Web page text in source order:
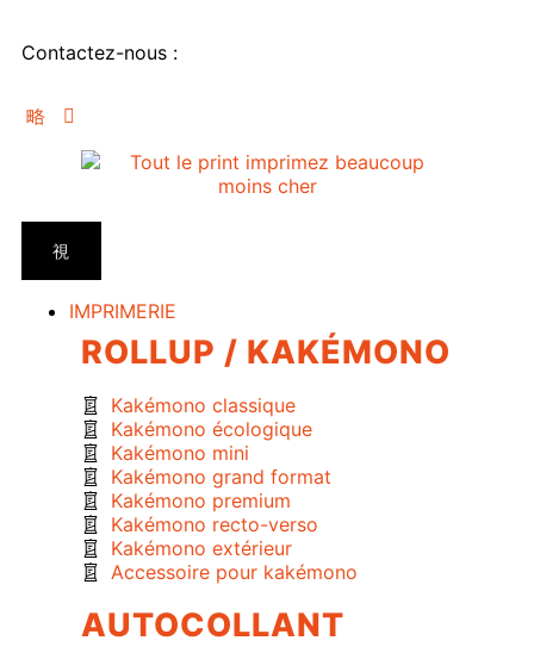
Contactez-nous :
IMPRIMERIE
ROLLUP / KAKÉMONO
Kakémono classique
Kakémono écologique
Kakémono mini
Kakémono grand format
Kakémono premium
Kakémono recto-verso
Kakémono extérieur
Accessoire pour kakémono
AUTOCOLLANT